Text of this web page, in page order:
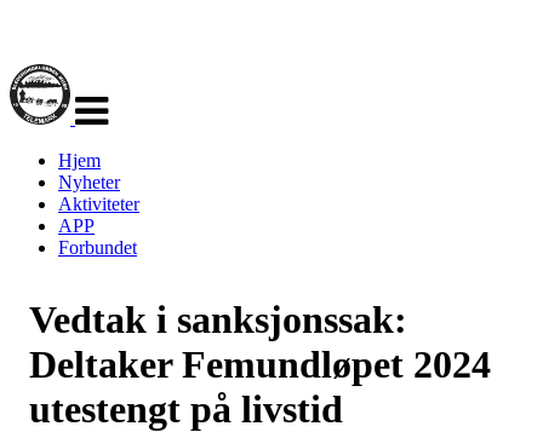
navigasjon
Hjem
Nyheter
Aktiviteter
APP
Forbundet
Vedtak i sanksjonssak:
Deltaker Femundløpet 2024
utestengt på livstid